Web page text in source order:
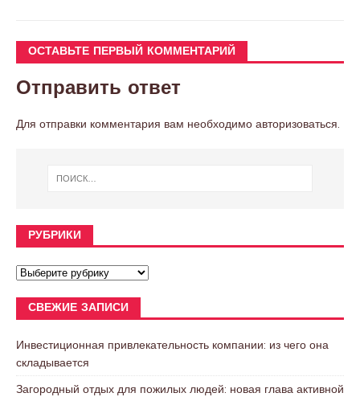
ОСТАВЬТЕ ПЕРВЫЙ КОММЕНТАРИЙ
Отправить ответ
Для отправки комментария вам необходимо авторизоваться.
РУБРИКИ
СВЕЖИЕ ЗАПИСИ
Инвестиционная привлекательность компании: из чего она
складывается
Загородный отдых для пожилых людей: новая глава активной